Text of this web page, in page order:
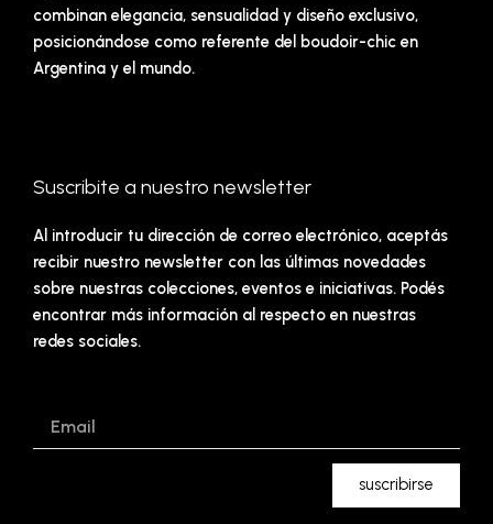
combinan elegancia, sensualidad y diseño exclusivo,
posicionándose como referente del boudoir-chic en
Argentina y el mundo.
Suscribite a nuestro newsletter
Al introducir tu dirección de correo electrónico, aceptás
recibir nuestro newsletter con las últimas novedades
sobre nuestras colecciones, eventos e iniciativas. Podés
encontrar más información al respecto en nuestras
redes sociales.
suscribirse